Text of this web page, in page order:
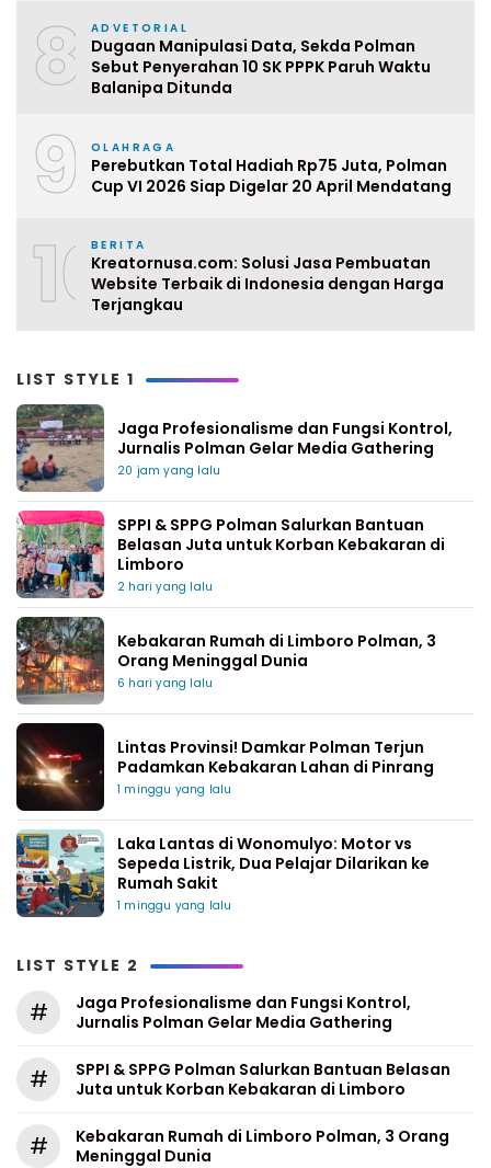
8 ADVETORIAL
Dugaan Manipulasi Data, Sekda Polman
Sebut Penyerahan 10 SK PPPK Paruh Waktu
Balanipa Ditunda
9 OLAHRAGA
Perebutkan Total Hadiah Rp75 Juta, Polman
Cup VI 2026 Siap Digelar 20 April Mendatang
10BERITA
Kreatornusa.com: Solusi Jasa Pembuatan
Website Terbaik di Indonesia dengan Harga
Terjangkau
LIST STYLE 1
Jaga Profesionalisme dan Fungsi Kontrol,
Jurnalis Polman Gelar Media Gathering
20 jam yang lalu
SPPI & SPPG Polman Salurkan Bantuan
Belasan Juta untuk Korban Kebakaran di
Limboro
2 hari yang lalu
Kebakaran Rumah di Limboro Polman, 3
Orang Meninggal Dunia
6 hari yang lalu
Lintas Provinsi! Damkar Polman Terjun
Padamkan Kebakaran Lahan di Pinrang
1 minggu yang lalu
Laka Lantas di Wonomulyo: Motor vs
Sepeda Listrik, Dua Pelajar Dilarikan ke
Rumah Sakit
1 minggu yang lalu
LIST STYLE 2
#
Jaga Profesionalisme dan Fungsi Kontrol,
Jurnalis Polman Gelar Media Gathering
#
SPPI & SPPG Polman Salurkan Bantuan Belasan
Juta untuk Korban Kebakaran di Limboro
#
Kebakaran Rumah di Limboro Polman, 3 Orang
Meninggal Dunia